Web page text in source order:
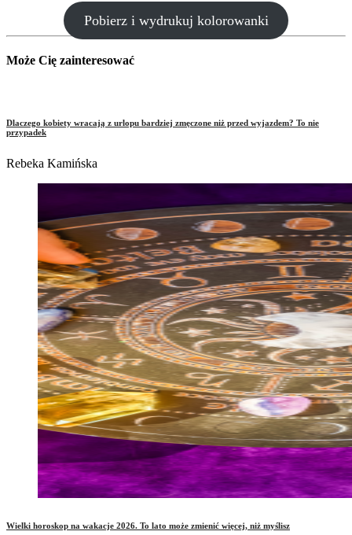
Pobierz i wydrukuj kolorowanki
Może Cię zainteresować
Dlaczego kobiety wracają z urlopu bardziej zmęczone niż przed wyjazdem? To nie
przypadek
Rebeka Kamińska
Wielki horoskop na wakacje 2026. To lato może zmienić więcej, niż myślisz